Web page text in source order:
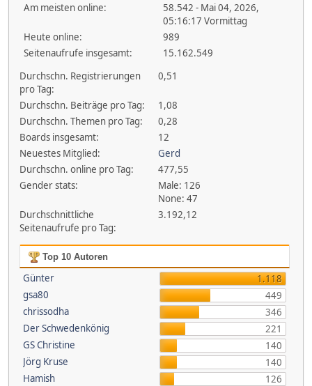
Am meisten online:
58.542 - Mai 04, 2026,
05:16:17 Vormittag
Heute online:
989
Seitenaufrufe insgesamt:
15.162.549
Durchschn. Registrierungen
pro Tag:
0,51
Durchschn. Beiträge pro Tag:
1,08
Durchschn. Themen pro Tag:
0,28
Boards insgesamt:
12
Neuestes Mitglied:
Gerd
Durchschn. online pro Tag:
477,55
Gender stats:
Male: 126
None: 47
Durchschnittliche
Seitenaufrufe pro Tag:
3.192,12
Top 10 Autoren
Günter
1.118
gsa80
449
chrissodha
346
Der Schwedenkönig
221
GS Christine
140
Jörg Kruse
140
Hamish
126